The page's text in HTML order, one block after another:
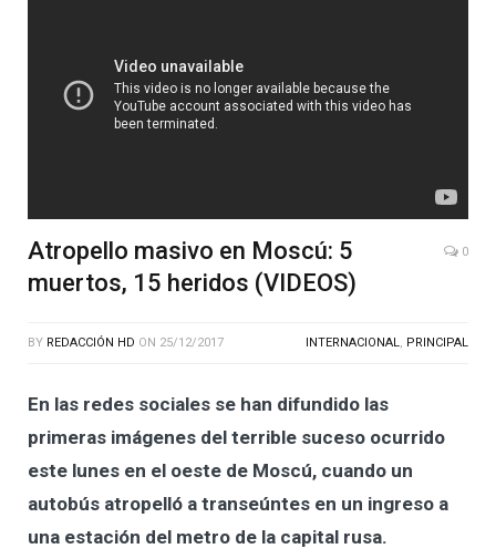
Atropello masivo en Moscú: 5
muertos, 15 heridos (VIDEOS)
0
BY REDACCIÓN HD ON 25/12/2017 INTERNACIONAL, PRINCIPAL
En las redes sociales se han difundido las
primeras imágenes del terrible suceso ocurrido
este lunes en el oeste de Moscú, cuando un
autobús atropelló a transeúntes en un ingreso a
una estación del metro de la capital rusa.